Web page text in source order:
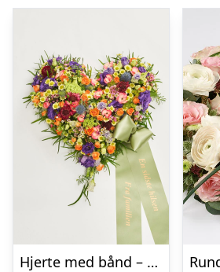
Hjerte med bånd – Floristens kreative valg